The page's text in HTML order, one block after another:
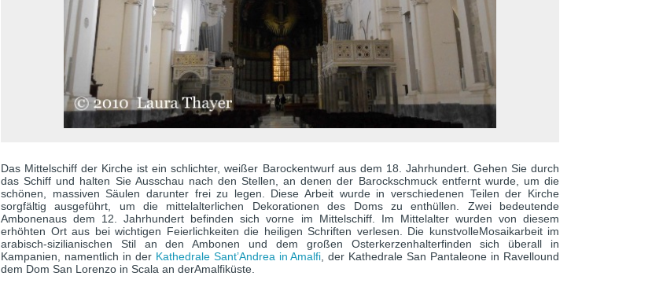
Das Mittelschiff der Kirche ist ein schlichter, weißer Barockentwurf aus dem 18. Jahrhundert. Gehen Sie durch
das Schiff und halten Sie Ausschau nach den Stellen, an denen der Barockschmuck entfernt wurde, um die
schönen, massiven Säulen darunter frei zu legen. Diese Arbeit wurde in verschiedenen Teilen der Kirche
sorgfältig ausgeführt, um die mittelalterlichen Dekorationen des Doms zu enthüllen. Zwei bedeutende
Ambonenaus dem 12. Jahrhundert befinden sich vorne im Mittelschiff. Im Mittelalter wurden von diesem
erhöhten Ort aus bei wichtigen Feierlichkeiten die heiligen Schriften verlesen. Die kunstvolleMosaikarbeit im
arabisch-sizilianischen Stil an den Ambonen und dem großen Osterkerzenhalterfinden sich überall in
Kampanien, namentlich in der Kathedrale Sant’Andrea in Amalfi , der Kathedrale San Pantaleone in Ravellound
dem Dom San Lorenzo in Scala an derAmalfiküste.